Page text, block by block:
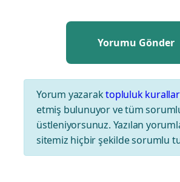
Yorum yazaraktopluluk
etmiş bulunuyor ve tüm
üstleniyorsunuz. Yazılan
sitemiz hiçbir şekilde sorumlu